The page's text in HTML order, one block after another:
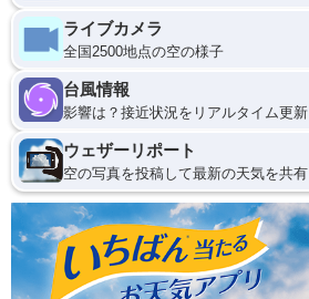
ライブカメラ
全国2500地点の空の様子
台風情報
影響は？接近状況をリアルタイム更新
ウェザーリポート
空の写真を投稿して最新の天気を共有